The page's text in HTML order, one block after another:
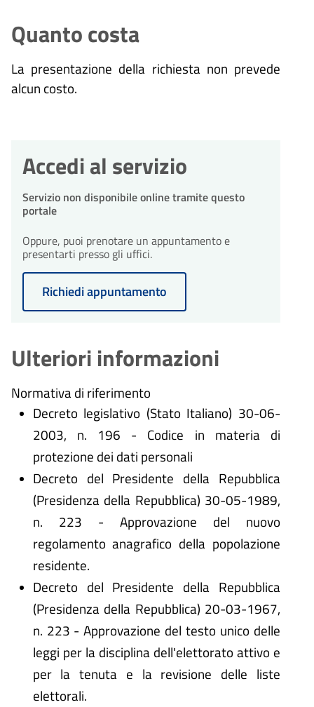
Quanto costa
La presentazione della richiesta non prevede
alcun costo.
Accedi al servizio
Servizio non disponibile online tramite questo
portale
Oppure, puoi prenotare un appuntamento e
presentarti presso gli uffici.
Richiedi appuntamento
Ulteriori informazioni
Normativa di riferimento
Decreto legislativo (Stato Italiano) 30-06-
2003, n. 196 - Codice in materia di
protezione dei dati personali
Decreto del Presidente della Repubblica
(Presidenza della Repubblica) 30-05-1989,
n. 223 - Approvazione del nuovo
regolamento anagrafico della popolazione
residente.
Decreto del Presidente della Repubblica
(Presidenza della Repubblica) 20-03-1967,
n. 223 - Approvazione del testo unico delle
leggi per la disciplina dell'elettorato attivo e
per la tenuta e la revisione delle liste
elettorali.